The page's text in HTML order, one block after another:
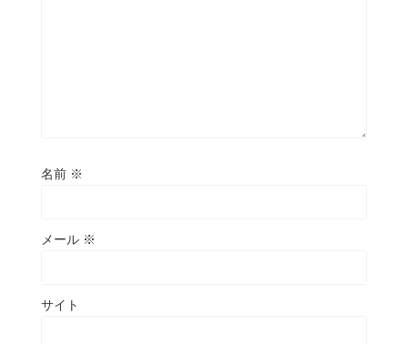
名前 ※
メール ※
サイト